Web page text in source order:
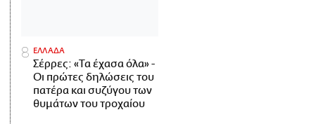
ΕΛΛΑΔΑ
Σέρρες: «Τα έχασα όλα» -
Οι πρώτες δηλώσεις του
πατέρα και συζύγου των
θυμάτων του τροχαίου